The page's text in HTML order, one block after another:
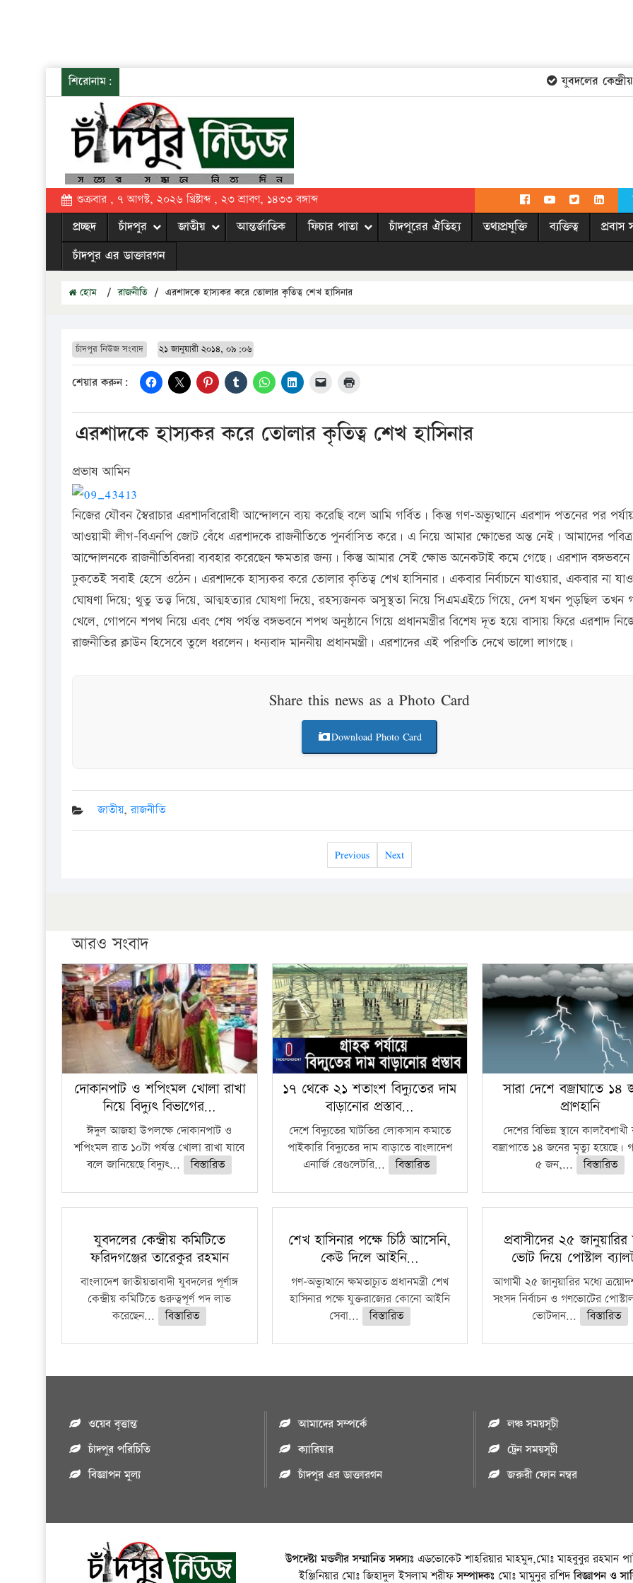
শিরোনাম: যুবদলের কেন্দ্রীয়
শুক্রবার , ৭ আগস্ট, ২০২৬ খ্রিষ্টাব্দ , ২৩ শ্রাবণ, ১৪৩৩ বঙ্গাব্দ
প্রচ্ছদ চাঁদপুর জাতীয় আন্তর্জাতিক ফিচার পাতা চাঁদপুরের ঐতিহ্য তথ্যপ্রযুক্তি ব্যক্তিত্ব প্রবাস
চাঁদপুর এর ডাক্তারগন
হোম / রাজনীতি / এরশাদকে হাস্যকর করে তোলার কৃতিত্ব শেখ হাসিনার
চাঁদপুর নিউজ সংবাদ ২১ জানুয়ারী ২০১৪, ০৯:০৬
শেয়ার করুন:
এরশাদকে হাস্যকর করে তোলার কৃতিত্ব শেখ হাসিনার
প্রভাষ আমিন
নিজের যৌবন স্বৈরাচার এরশাদবিরোধী আন্দোলনে ব্যয় করেছি বলে আমি গর্বিত। কিন্তু গণ-অভ্যুত্থানে এরশাদ পতনের পর
আওয়ামী লীগ-বিএনপি জোট বেঁধে এরশাদকে রাজনীতিতে পুনর্বাসিত করে। এ নিয়ে আমার ক্ষোভের অন্ত নেই। আমাদের পবিত্র
আন্দোলনকে রাজনীতিবিদরা ব্যবহার করেছেন ক্ষমতার জন্য। কিন্তু আমার সেই ক্ষোভ অনেকটাই কমে গেছে। এরশাদ বঙ্গভবনে
ঢুকতেই সবাই হেসে ওঠেন। এরশাদকে হাস্যকর করে তোলার কৃতিত্ব শেখ হাসিনার। একবার নির্বাচনে যাওয়ার, একবার না
ঘোষণা দিয়ে; থুতু তত্ত্ব দিয়ে, আত্মহত্যার ঘোষণা দিয়ে, রহস্যজনক অসুস্থতা নিয়ে সিএমএইচে গিয়ে, দেশ যখন পুড়ছিল
খেলে, গোপনে শপথ নিয়ে এবং শেষ পর্যন্ত বঙ্গভবনে শপথ অনুষ্ঠানে গিয়ে প্রধানমন্ত্রীর বিশেষ দূত হয়ে বাসায় ফিরে এরশাদ
রাজনীতির ক্লাউন হিসেবে তুলে ধরলেন। ধন্যবাদ মাননীয় প্রধানমন্ত্রী। এরশাদের এই পরিণতি দেখে ভালো লাগছে।
Share this news as a Photo Card
Download Photo Card
জাতীয়,রাজনীতি
Previous Next
আরও সংবাদ
দোকানপাট ও শপিংমল খোলা রাখা
নিয়ে বিদ্যুৎ বিভাগের…
ঈদুল আজহা উপলক্ষে দোকানপাট ও
শপিংমল রাত ১০টা পর্যন্ত খোলা রাখা যাবে
বলে জানিয়েছে বিদ্যুৎ...
বিস্তারিত
১৭ থেকে ২১ শতাংশ বিদ্যুতের দাম
বাড়ানোর প্রস্তাব…
দেশে বিদ্যুতের ঘাটতির লোকসান কমাতে
পাইকারি বিদ্যুতের দাম বাড়াতে বাংলাদেশ
এনার্জি রেগুলেটরি...
বিস্তারিত
সারা দেশে বজ্রাঘাতে ১৪
প্রাণহানি
দেশের বিভিন্ন স্থানে
বজ্রাপাতে ১৪ জনের মৃত্যু হয়েছে।
৫ জন,...
বিস্তারিত
যুবদলের কেন্দ্রীয় কমিটিতে
ফরিদগঞ্জের তারেকুর রহমান
বাংলাদেশ জাতীয়তাবাদী যুবদলের পূর্ণাঙ্গ
কেন্দ্রীয় কমিটিতে গুরুত্বপূর্ণ পদ লাভ
করেছেন...
বিস্তারিত
শেখ হাসিনার পক্ষে চিঠি আসেনি,
কেউ দিলে আইনি…
গণ-অভ্যুত্থানে ক্ষমতাচ্যুত প্রধানমন্ত্রী শেখ
হাসিনার পক্ষে যুক্তরাজ্যের কোনো আইনি
সেবা...
বিস্তারিত
প্রবাসীদের ২৫ জানুয়ারির
ভোট দিয়ে পোস্টাল
আগামী ২৫ জানুয়ারির মধ্যে
সংসদ নির্বাচন ও গণভোটের
ভোটদান...
বিস্তারিত
ওয়েব বৃত্তান্ত
চাঁদপুর পরিচিতি
বিজ্ঞাপন মুল্য
আমাদের সম্পর্কে
ক্যারিয়ার
চাঁদপুর এর ডাক্তারগন
লঞ্চ সময়সূচী
ট্রেন সময়সূচী
জরুরী ফোন নম্বর
উপদেষ্টা মন্ডলীর সম্মানিত সদস্যঃ এডভোকেট শাহরিয়ার মাহমুদ,মোঃ মাহবুবুর রহমান
ইঞ্জিনিয়ার মোঃ জিহাদুল ইসলাম শরীফসম্পাদকঃ মোঃ মামুনুর রশিদবিজ্ঞাপন ও